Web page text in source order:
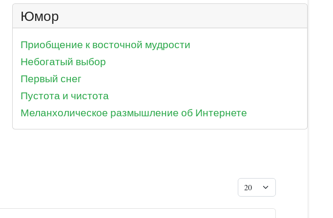
Юмор
Приобщение к восточной мудрости
Небогатый выбор
Первый снег
Пустота и чистота
Меланхолическое размышление об Интернете
Кол-во строк: